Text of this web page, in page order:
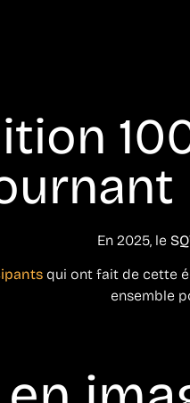
En 2025, le
qui ont fait de cette
ensemble